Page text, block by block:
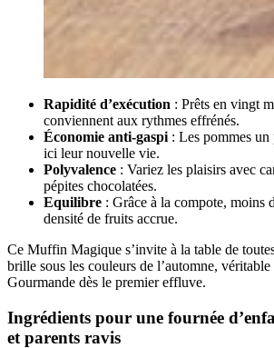
Rapidité d’exécution : Prêts en vingt
conviennent aux rythmes effrénés.
Économie anti-gaspi : Les pommes
ici leur nouvelle vie.
Polyvalence : Variez les plaisirs avec
pépites chocolatées.
Equilibre : Grâce à la compote, moins
densité de fruits accrue.
Ce Muffin Magique s’invite à la table de
brille sous les couleurs de l’automne,
Gourmande dès le premier effluve.
Ingrédients pour une fournée
et parents ravis